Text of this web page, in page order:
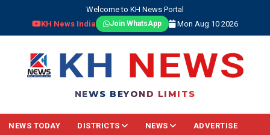
Welcome to KH News Portal
KH News India
Join WhatsApp Mon Aug 10 2026
NEWS BEYOND LIMITS
NEWS TODAY DISTRICTS NEWS ADVERTISE